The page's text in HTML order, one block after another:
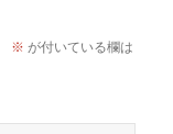
※ が付いている欄は